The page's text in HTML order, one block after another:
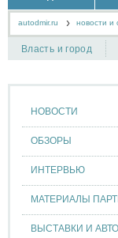
НОВЫЕ
АВТОМОБИЛИ С
+
autodmir.ru новости и
Власть и город
НОВОСТИ
ОБЗОРЫ
ИНТЕРВЬЮ
МАТЕРИАЛЫ
ВЫСТАВКИ И